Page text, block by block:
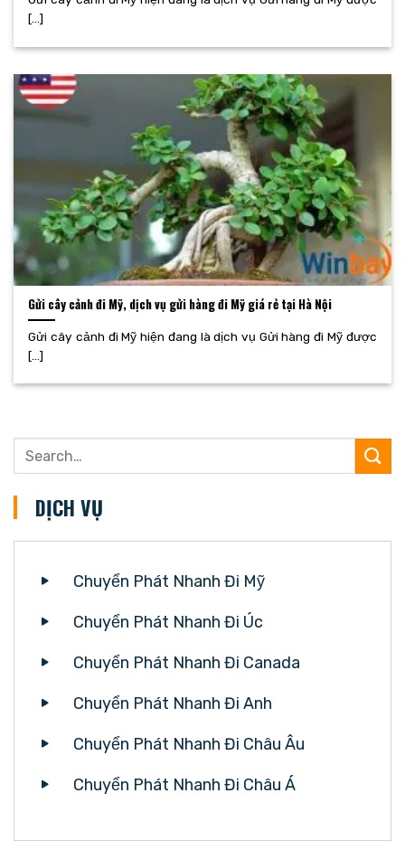
[...]
Gửi cây cảnh đi Mỹ, dịch vụ gửi hàng đi Mỹ giá rẻ tại Hà Nội
Gửi cây cảnh đi Mỹ hiện đang là dịch vụ Gửi hàng đi Mỹ được
[...]
DỊCH VỤ
Chuyển Phát Nhanh Đi Mỹ
Chuyển Phát Nhanh Đi Úc
Chuyển Phát Nhanh Đi Canada
Chuyển Phát Nhanh Đi Anh
Chuyển Phát Nhanh Đi Châu Âu
Chuyển Phát Nhanh Đi Châu Á